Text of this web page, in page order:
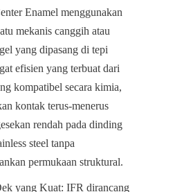
Enamel menggunakan
mekanis canggih atau
yang dipasang di tepi
efisien yang terbuat dari
kompatibel secara kimia,
kontak terus-menerus
rendah pada dinding
steel tanpa
permukaan struktural.
yang Kuat: IFR dirancang